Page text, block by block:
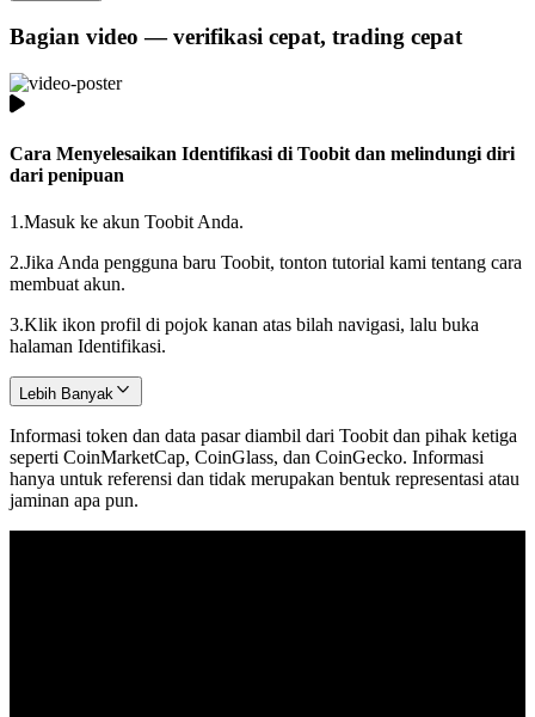
Bagian video — verifikasi cepat, trading cepat
Cara Menyelesaikan Identifikasi di Toobit dan melindungi diri
dari penipuan
1.Masuk ke akun Toobit Anda.
2.Jika Anda pengguna baru Toobit, tonton tutorial kami tentang cara
membuat akun.
3.Klik ikon profil di pojok kanan atas bilah navigasi, lalu buka
halaman Identifikasi.
Lebih Banyak
Informasi token dan data pasar diambil dari Toobit dan pihak ketiga
seperti CoinMarketCap, CoinGlass, dan CoinGecko. Informasi
hanya untuk referensi dan tidak merupakan bentuk representasi atau
jaminan apa pun.